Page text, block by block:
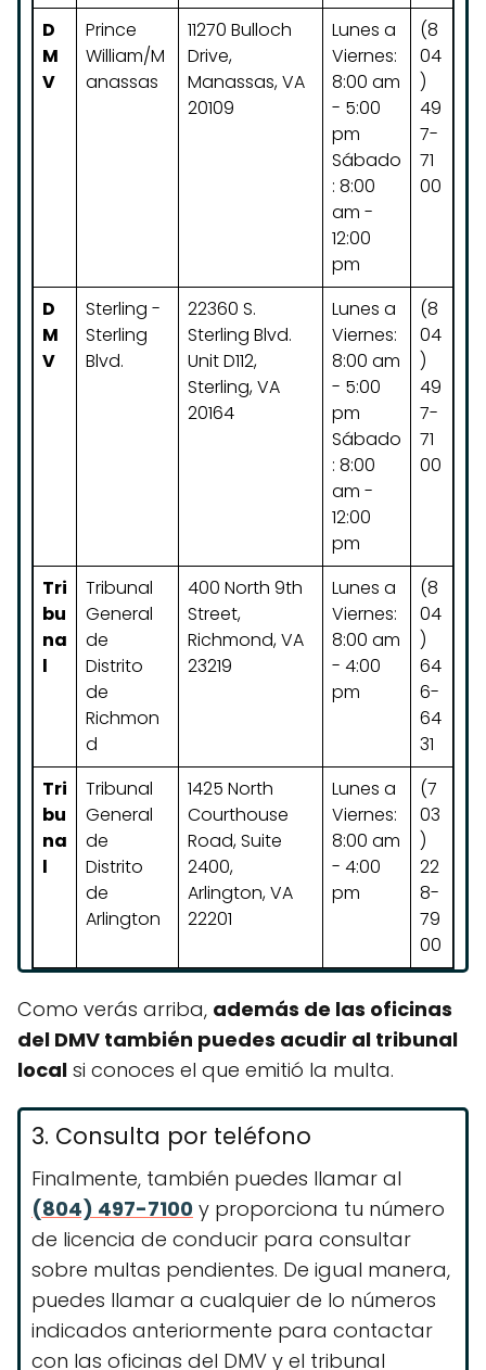
D
M
V
Prince
William/M
anassas
11270 Bulloch
Drive,
Manassas, VA
20109
Lunes a
Viernes:
8:00 am
- 5:00
pm
Sábado
: 8:00
am -
12:00
pm
(8
04
)
49
7-
71
00
D
M
V
Sterling -
Sterling
Blvd.
22360 S.
Sterling Blvd.
Unit D112,
Sterling, VA
20164
Lunes a
Viernes:
8:00 am
- 5:00
pm
Sábado
: 8:00
am -
12:00
pm
(8
04
)
49
7-
71
00
Tri
bu
na
l
Tribunal
General
de
Distrito
de
Richmon
d
400 North 9th
Street,
Richmond, VA
23219
Lunes a
Viernes:
8:00 am
- 4:00
pm
(8
04
)
64
6-
64
31
Tri
bu
na
l
Tribunal
General
de
Distrito
de
Arlington
1425 North
Courthouse
Road, Suite
2400,
Arlington, VA
22201
Lunes a
Viernes:
8:00 am
- 4:00
pm
(7
03
)
22
8-
79
00
Como verás arriba, además de las oficinas
del DMV también puedes acudir al tribunal
local si conoces el que emitió la multa.
3. Consulta por teléfono
Finalmente, también puedes llamar al
(804) 497-7100 y proporciona tu número
de licencia de conducir para consultar
sobre multas pendientes. De igual manera,
puedes llamar a cualquier de lo números
indicados anteriormente para contactar
con las oficinas del DMV y el tribunal